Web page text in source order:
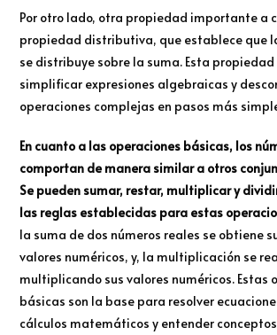
Por otro lado, otra propiedad importante a
propiedad distributiva, que establece que
se distribuye sobre la suma. Esta
simplificar expresiones algebraicas y
operaciones complejas en pasos más
En cuanto a las operaciones básicas, los
comportan de manera similar a otros
Se pueden sumar, restar, multiplicar y
las reglas establecidas para estas
la suma de dos números reales se obtiene
valores numéricos, y, la multiplicación se
multiplicando sus valores numéricos. Estas
básicas son la base para resolver
cálculos matemáticos y entender